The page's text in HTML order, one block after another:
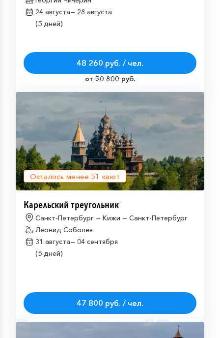
24 августа— 28 августа
(5 дней)
48 260 руб. / чел.
от 50 800 руб.
Осталось менее 51 кают
Карельский треугольник
Санкт-Петербург — Кижи — Санкт-Петербург
Леонид Соболев
31 августа— 04 сентября
(5 дней)
47 800 руб. / чел.